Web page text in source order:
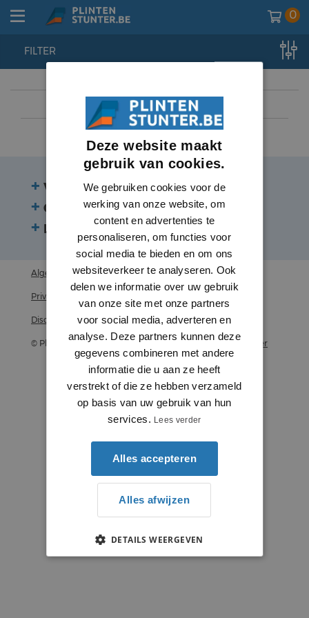
0
home //
FILTER
Veelgestelde vragen
Contact
Beoordelingen
Algemene voorwaarden
Privacy statement
Disclaimer
© Plintenstunter 2026 Profielenstunter
Deze website maakt
gebruik van cookies.
We gebruiken cookies voor de
werking van onze website, om
content en advertenties te
personaliseren, om functies voor
social media te bieden en om ons
websiteverkeer te analyseren. Ook
delen we informatie over uw gebruik
van onze site met onze partners
voor social media, adverteren en
analyse. Deze partners kunnen deze
gegevens combineren met andere
informatie die u aan ze heeft
verstrekt of die ze hebben verzameld
op basis van uw gebruik van hun
services.
Lees verder
Alles accepteren
Alles afwijzen
DETAILS WEERGEVEN